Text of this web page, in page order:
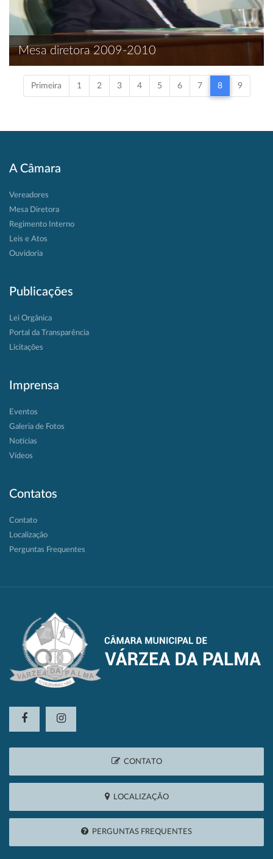
Mesa diretora 2009-2010
Primeira 1 2 3 4 5 6 7 8 9
A Câmara
Vereadores
Mesa Diretora
Regimento Interno
Leis e Atos
Ouvidoria
Publicações
Lei Orgânica
Portal da Transparência
Licitações
Imprensa
Eventos
Galeria de Fotos
Notícias
Vídeos
Contatos
Contato
Localização
Perguntas Frequentes
CONTATO
LOCALIZAÇÃO
PERGUNTAS FREQUENTES